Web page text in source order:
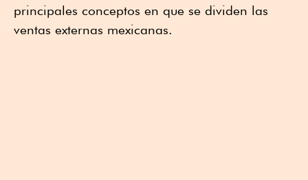
principales conceptos en que se dividen las
ventas externas mexicanas.